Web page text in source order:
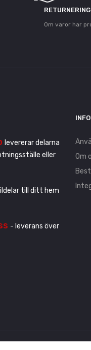
Om varor har
levererar delarna
eller
till ditt hem
- leverans över
INFO
Om